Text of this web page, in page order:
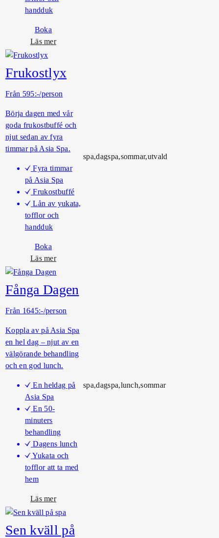
handduk
Boka
Läs mero
o
m
a
r
k
v
l
l
Frukostlyx
Från 595:-/person
Börja dagen med vår
goda frukostbuffé och
njut sedan av fyra
timmar på Asia Spa.
Fyra timmar
på Asia Spa
Frukostbuffé
Lån av yukata,
tofflor och
handduk
Boka
Läs mero
r
k
o
s
t
l
x
spa,dagspa,sommar,utvald
Fånga Dagen
Från 1645:-/person
Koppla av på Asia Spa
en hel dag – njut av en
välgörande behandling
och en god lunch.
En heldag på
Asia Spa
En 50-
minuters
behandling
Dagens lunch
Yukata och
tofflor att ta med
hem
Läs mero
m
å
spa,dagspa,lunch,sommar
Sen kväll på